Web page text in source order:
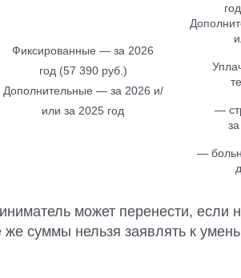
Фиксированные — за 2026
год (57 390 руб.)
Дополнительные — за 2026 и/
или за 2025 год
—
—
может перенести, если
суммы нельзя заявлять к